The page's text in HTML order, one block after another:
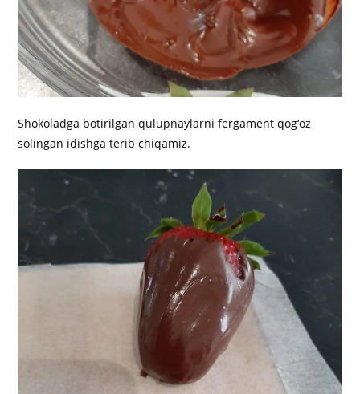
Shokoladga botirilgan qulupnaylarni fergament qog‘oz
solingan idishga terib chiqamiz.